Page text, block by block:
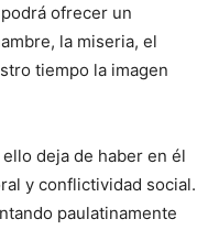
ofrecer un
la miseria, el
tiempo la imagen
deja de haber en él
y conflictividad social.
paulatinamente